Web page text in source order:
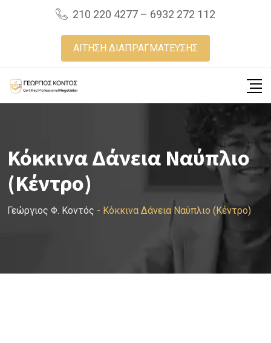
210 220 4277 – 6932 272 112
ΑΙΤΗΣΗ ΔΙΑΠΡΑΓΜΑΤΕΥΣΗΣ
Κόκκινα Δάνεια Ναύπλιο
(Κέντρο)
Γεώργιος Φ. Κοντός - Κόκκινα Δάνεια Ναύπλιο (Κέντρο)